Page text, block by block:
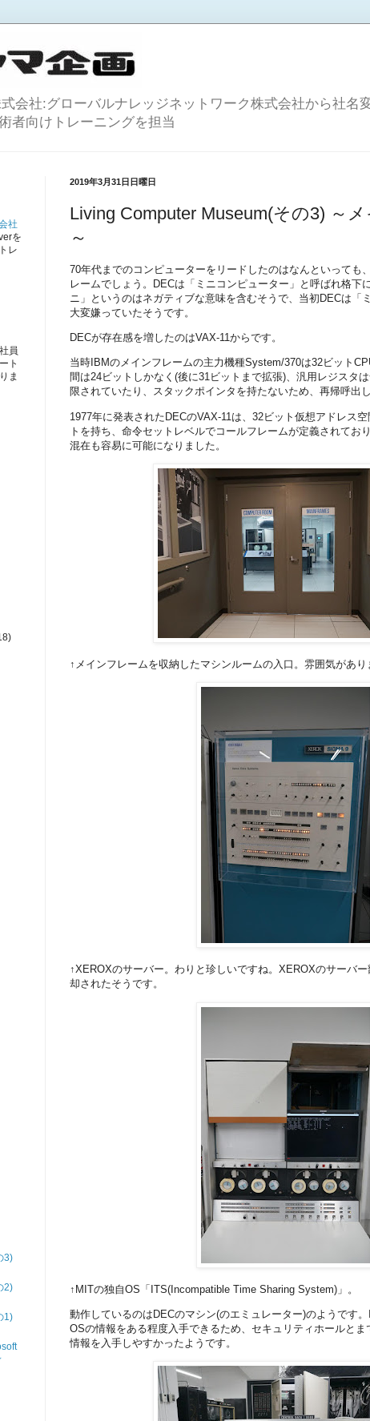
会社:グローバルナレッジネットワーク株式会社から社名
者向けトレーニングを担当
2019年3月31日日曜日
Living Computer Museum(その3) ～
～
70年代までのコンピューターをリードしたのはなんといっても
レームでしょう。DECは「ミニコンピューター」と呼ばれ格下
ニ」というのはネガティブな意味を含むそうで、当初DECは「
大変嫌っていたそうです。
DECが存在感を増したのはVAX-11からです。
当時IBMのメインフレームの主力機種System/370は32ビット
間は24ビットしかなく(後に31ビットまで拡張)、汎用レジスタ
限されていたり、スタックポインタを持たないため、再帰呼出
1977年に発表されたDECのVAX-11は、32ビット仮想アドレス
トを持ち、命令セットレベルでコールフレームが定義されてお
混在も容易に可能になりました。
↑メインフレームを収納したマシンルームの入口。雰囲気があり
↑XEROXのサーバー。わりと珍しいですね。XEROXのサーバ
却されたそうです。
↑MITの独自OS「ITS(Incompatible Time Sharing System)」。
動作しているのはDECのマシン(のエミュレーター)のようです
OSの情報をある程度入手できるため、セキュリティホールと
情報を入手しやすかったようです。
社
を
レ
員
ト
ま
3)
2)
1)